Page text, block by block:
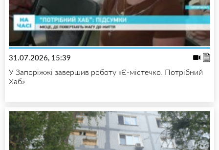
31.07.2026, 15:39
У Запоріжжі завершив роботу «Є-містечко. Потрібний
Хаб»